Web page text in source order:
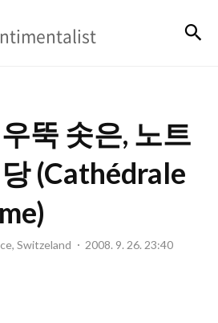
뚝 솟은, 노트
(Cathédrale
Switzeland 2008. 9. 26. 23:40